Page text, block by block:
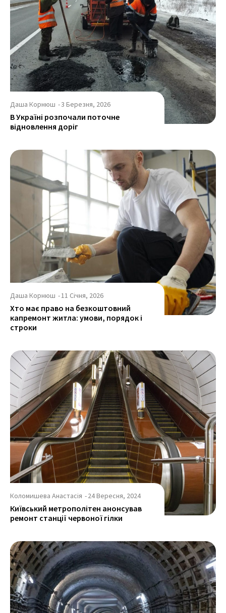
Даша Корнюш -3 Березня, 2026
В Україні розпочали поточне
відновлення доріг
Даша Корнюш -11 Січня, 2026
Хто має право на безкоштовний
капремонт житла: умови, порядок і
строки
Коломишева Анастасія -24 Вересня, 2024
Київський метрополітен анонсував
ремонт станції червоної гілки